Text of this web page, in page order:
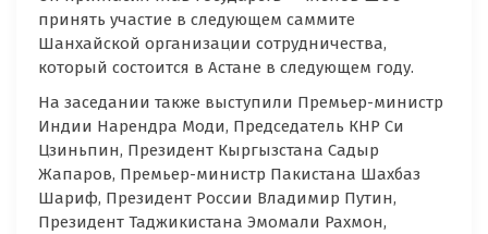
принять участие в следующем саммите
Шанхайской организации сотрудничества,
который состоится в Астане в следующем году.
На заседании также выступили Премьер-министр
Индии Нарендра Моди, Председатель КНР Си
Цзиньпин, Президент Кыргызстана Садыр
Жапаров, Премьер-министр Пакистана Шахбаз
Шариф, Президент России Владимир Путин,
Президент Таджикистана Эмомали Рахмон,